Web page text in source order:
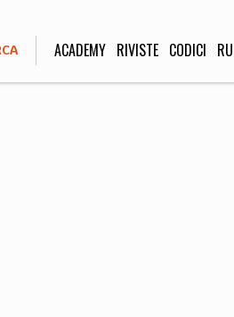
ACADEMY RIVISTE CODICI